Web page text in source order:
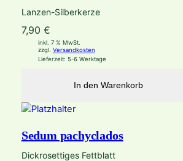
Lanzen-Silberkerze
7,90 €
inkl. 7 % MwSt.
zzgl. Versandkosten
Lieferzeit: 5-6 Werktage
In den Warenkorb
Sedum pachyclados
Dickrosettiges Fettblatt